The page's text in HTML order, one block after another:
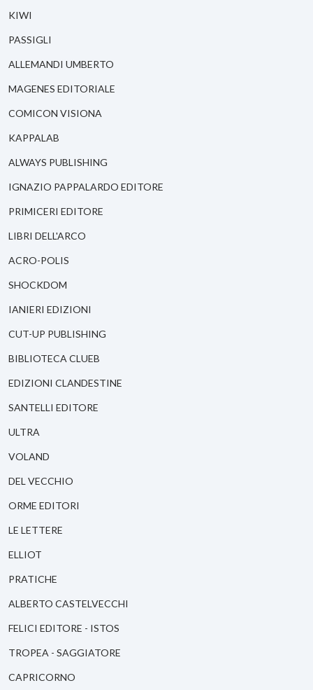
KIWI
PASSIGLI
ALLEMANDI UMBERTO
MAGENES EDITORIALE
COMICON VISIONA
KAPPALAB
ALWAYS PUBLISHING
IGNAZIO PAPPALARDO EDITORE
PRIMICERI EDITORE
LIBRI DELL'ARCO
ACRO-POLIS
SHOCKDOM
IANIERI EDIZIONI
CUT-UP PUBLISHING
BIBLIOTECA CLUEB
EDIZIONI CLANDESTINE
SANTELLI EDITORE
ULTRA
VOLAND
DEL VECCHIO
ORME EDITORI
LE LETTERE
ELLIOT
PRATICHE
ALBERTO CASTELVECCHI
FELICI EDITORE - ISTOS
TROPEA - SAGGIATORE
CAPRICORNO